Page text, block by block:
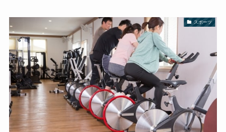
スポーツ